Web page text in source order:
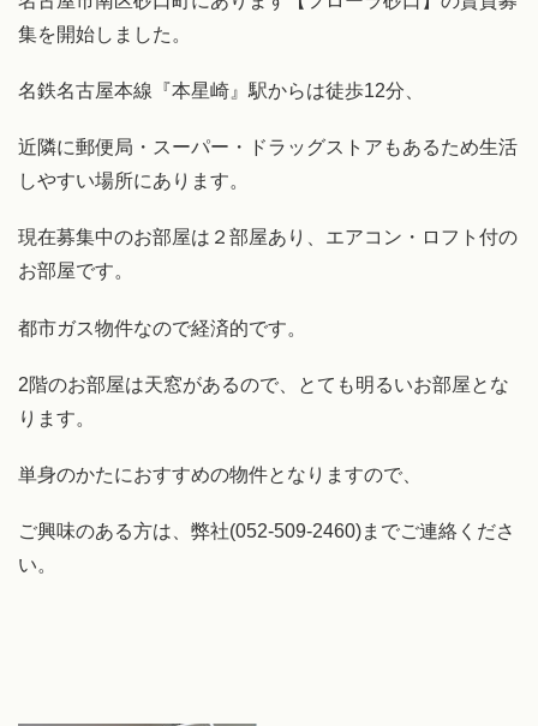
集を開始しました。
名鉄名古屋本線『本星崎』駅からは徒歩12分、
近隣に郵便局・スーパー・ドラッグストアもあるため生活
しやすい場所にあります。
現在募集中のお部屋は２部屋あり、エアコン・ロフト付の
お部屋です。
都市ガス物件なので経済的です。
2階のお部屋は天窓があるので、とても明るいお部屋とな
ります。
単身のかたにおすすめの物件となりますので、
ご興味のある方は、弊社(052-509-2460)までご連絡くださ
い。